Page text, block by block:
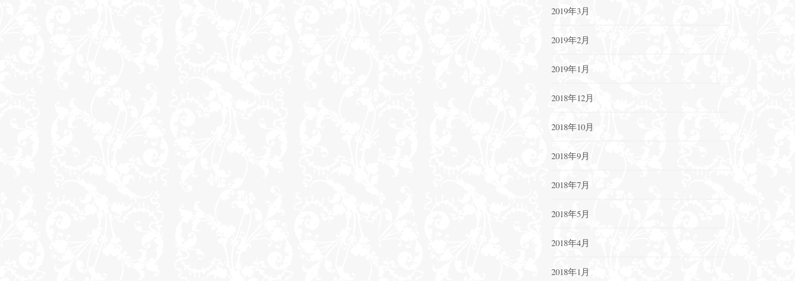
2019年3月
2019年2月
2019年1月
2018年12月
2018年10月
2018年9月
2018年7月
2018年5月
2018年4月
2018年1月